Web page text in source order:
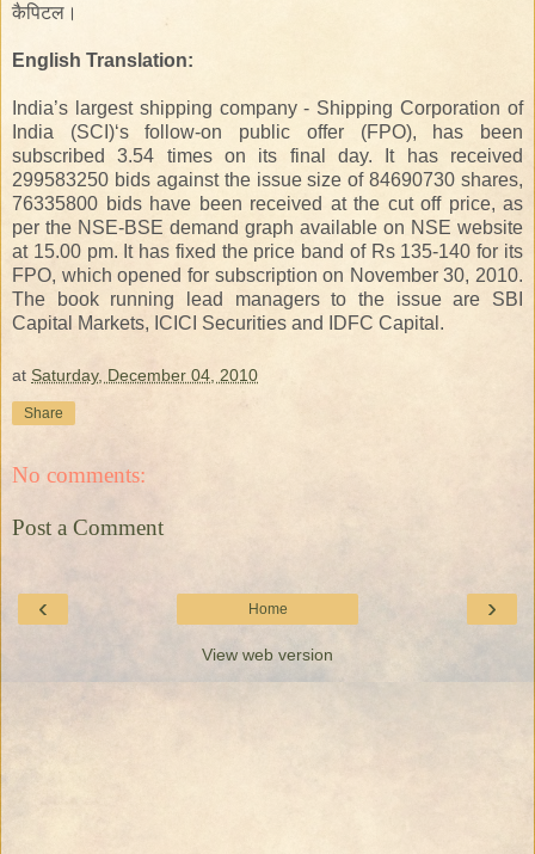
कैपिटल।
English Translation:
India’s largest shipping company - Shipping Corporation of
India (SCI)‘s follow-on public offer (FPO), has been
subscribed 3.54 times on its final day. It has received
299583250 bids against the issue size of 84690730 shares,
76335800 bids have been received at the cut off price, as
per the NSE-BSE demand graph available on NSE website
at 15.00 pm. It has fixed the price band of Rs 135-140 for its
FPO, which opened for subscription on November 30, 2010.
The book running lead managers to the issue are SBI
Capital Markets, ICICI Securities and IDFC Capital.
at Saturday, December 04, 2010
Share
No comments:
Post a Comment
‹ ›
Home
View web version